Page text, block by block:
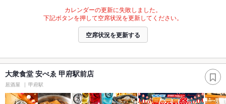
カレンダーの更新に失敗しました。
下記ボタンを押して空席状況を更新してください。
空席状況を更新する
大衆食堂 安べゑ 甲府駅前店
居酒屋 甲府駅